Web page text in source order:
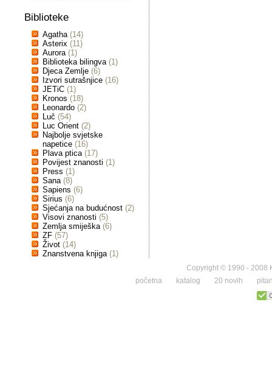
Biblioteke
Agatha (14)
Asterix (11)
Aurora (1)
Biblioteka bilingva (1)
Djeca Zemlje (6)
Izvori sutrašnjice (16)
JETiC (1)
Kronos (18)
Leonardo (2)
Luč (54)
Luc Orient (2)
Najbolje svjetske
napetice (16)
Plava ptica (17)
Povijest znanosti (1)
Press (1)
Sana (8)
Sapiens (6)
Sirius (6)
Sjećanja na budućnost (2)
Visovi znanosti (5)
Zemlja smiješka (6)
ZF (57)
Život (14)
Znanstvena knjiga (1)
Copyright © 1990 - 2008
početna
katalog 20 novih